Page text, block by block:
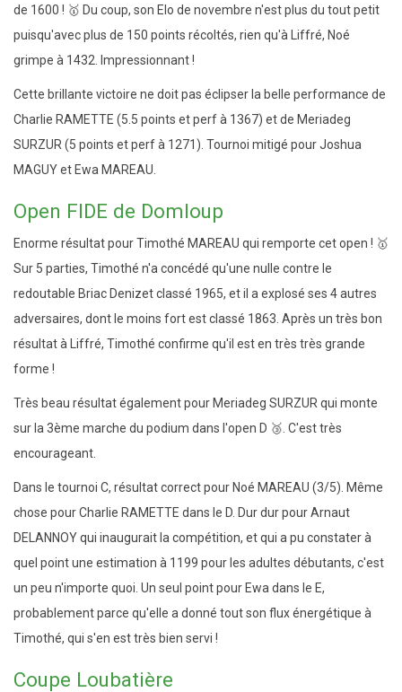
de 1600 ! 🥇 Du coup, son Elo de novembre n'est plus du tout petit
puisqu'avec plus de 150 points récoltés, rien qu'à Liffré, Noé
grimpe à 1432. Impressionnant !
Cette brillante victoire ne doit pas éclipser la belle performance de
Charlie RAMETTE (5.5 points et perf à 1367) et de Meriadeg
SURZUR (5 points et perf à 1271). Tournoi mitigé pour Joshua
MAGUY et Ewa MAREAU.
Open FIDE de Domloup
Enorme résultat pour Timothé MAREAU qui remporte cet open ! 🥇
Sur 5 parties, Timothé n'a concédé qu'une nulle contre le
redoutable Briac Denizet classé 1965, et il a explosé ses 4 autres
adversaires, dont le moins fort est classé 1863. Après un très bon
résultat à Liffré, Timothé confirme qu'il est en très très grande
forme !
Très beau résultat également pour Meriadeg SURZUR qui monte
sur la 3ème marche du podium dans l'open D 🥉. C'est très
encourageant.
Dans le tournoi C, résultat correct pour Noé MAREAU (3/5). Même
chose pour Charlie RAMETTE dans le D. Dur dur pour Arnaut
DELANNOY qui inaugurait la compétition, et qui a pu constater à
quel point une estimation à 1199 pour les adultes débutants, c'est
un peu n'importe quoi. Un seul point pour Ewa dans le E,
probablement parce qu'elle a donné tout son flux énergétique à
Timothé, qui s'en est très bien servi !
Coupe Loubatière